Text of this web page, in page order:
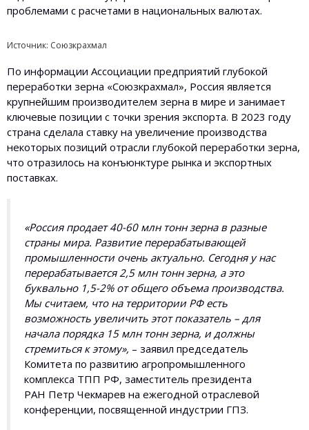
проблемами с расчетами в национальных валютах.
Источник: Союзкрахмал
По информации Ассоциации предприятий глубокой
переработки зерна «Союзкрахмал», Россия является
крупнейшим производителем зерна в мире и занимает
ключевые позиции с точки зрения экспорта. В 2023 году
страна сделала ставку на увеличение производства
некоторых позиций отрасли глубокой переработки зерна,
что отразилось на конъюнктуре рынка и экспортных
поставках.
«Россия продает 40-60 млн тонн зерна в разные
страны мира. Развитие перерабатывающей
промышленности очень актуально. Сегодня у нас
перерабатывается 2,5 млн тонн зерна, а это
буквально 1,5-2% от общего объема производства.
Мы считаем, что на территории РФ есть
возможность увеличить этот показатель – для
начала порядка 15 млн тонн зерна, и должны
стремиться к этому», – заявил председатель
Комитета по развитию агропромышленного
комплекса ТПП РФ, заместитель президента
РАН Петр Чекмарев на ежегодной отраслевой
конференции, посвященной индустрии ГПЗ.